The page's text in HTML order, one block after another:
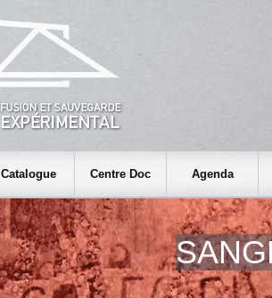
Catalogue Centre Doc Agenda